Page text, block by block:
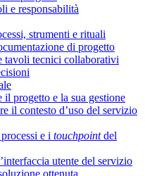
e responsabilità
strumenti e rituali
di progetto
tavoli tecnici collaborativi
il progetto e la sua gestione
il contesto d’uso del servizio
e i touchpointdel
utente del servizio
ottenuta